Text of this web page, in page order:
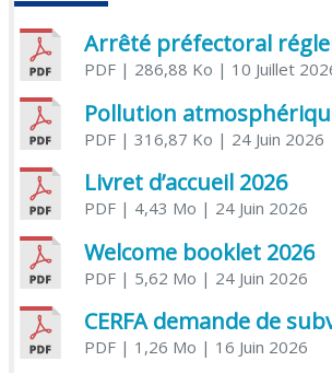
PDF| 286,88 Ko | 10 Juillet
Pollution
PDF| 316,87 Ko | 24 Juin 2026
Livret d’accueil 2026
PDF| 4,43 Mo | 24 Juin 2026
Welcome booklet 2026
PDF| 5,62 Mo | 24 Juin 2026
PDF| 1,26 Mo | 16 Juin 2026